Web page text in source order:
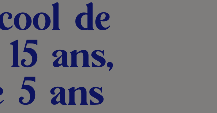
de
ans,
5 ans